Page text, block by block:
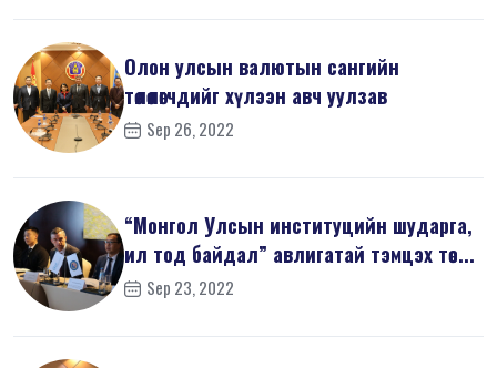
Олон улсын валютын сангийн
төлөөлөгчдийг хүлээн авч уулзав
Sep 26, 2022
“Монгол Улсын институцийн шударга,
ил тод байдал” авлигатай тэмцэх төс...
Sep 23, 2022